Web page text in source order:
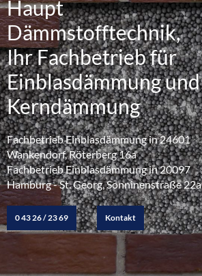
Haupt
Dämmstofftechnik,
Ihr Fachbetrieb für
Einblasdämmung und
Kerndämmung
Fachbetrieb Einblasdämmung in 24601
Wankendorf, Röterberg 16a
Fachbetrieb Einblasdämmung in 20097
Hamburg - St. Georg, Sonninenstraße 22a
0 43 26 / 23 69 Kontakt